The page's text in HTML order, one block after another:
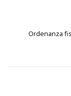
Ordenanza